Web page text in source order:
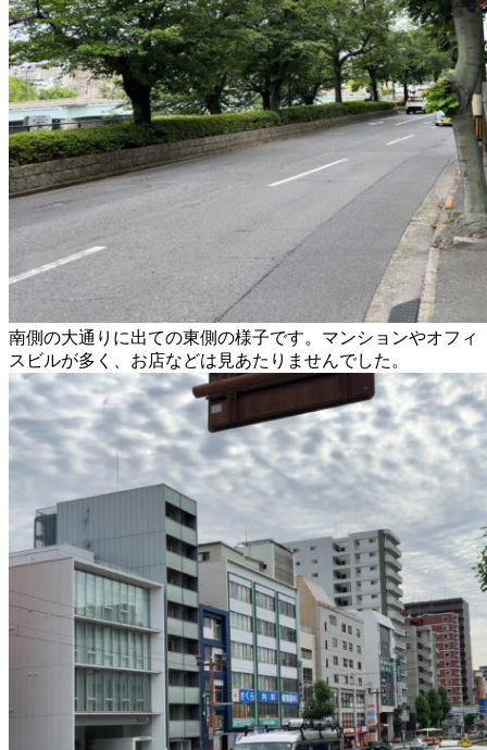
南側の大通りに出ての東側の様子です。マンションやオフィ
スビルが多く、お店などは見あたりませんでした。